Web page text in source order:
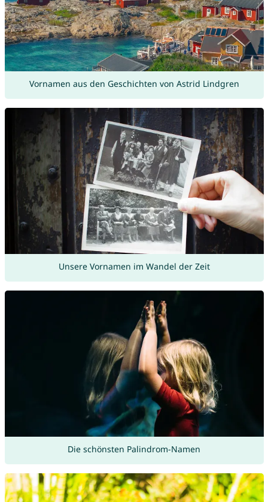
Vornamen aus den Geschichten von Astrid Lindgren
Unsere Vornamen im Wandel der Zeit
Die schönsten Palindrom-Namen